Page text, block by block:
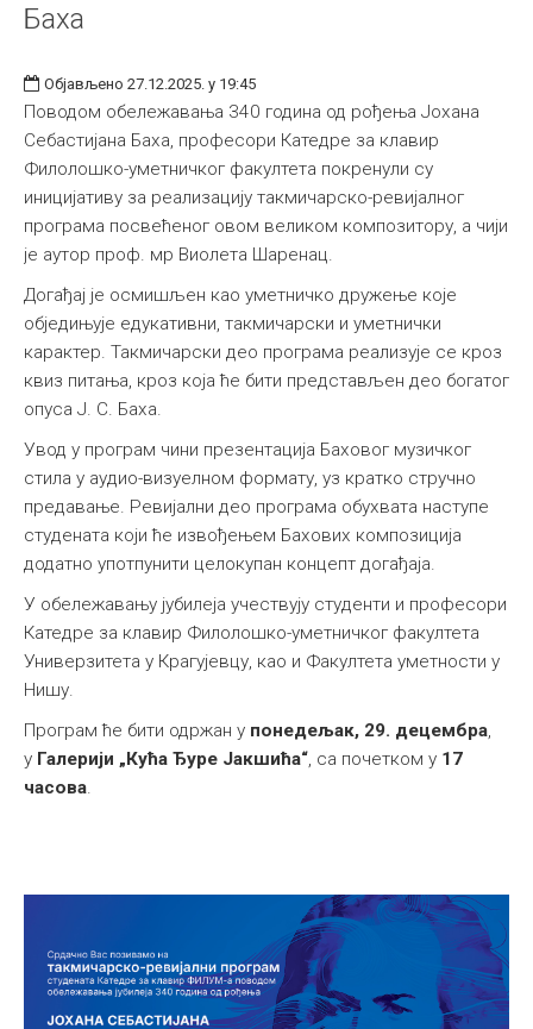
Баха
Објављено 27.12.2025. у 19:45
Поводом обележавања 340 година од рођења Јохана
Себастијана Баха, професори Катедре за клавир
Филолошко-уметничког факултета покренули су
иницијативу за реализацију такмичарско-ревијалног
програма посвећеног овом великом композитору, а чији
је аутор проф. мр Виолета Шаренац.
Догађај је осмишљен као уметничко дружење које
обједињује едукативни, такмичарски и уметнички
карактер. Такмичарски део програма реализује се кроз
квиз питања, кроз која ће бити представљен део богатог
опуса Ј. С. Баха.
Увод у програм чини презентација Баховог музичког
стила у аудио-визуелном формату, уз кратко стручно
предавање. Ревијални део програма обухвата наступе
студената који ће извођењем Бахових композиција
додатно употпунити целокупан концепт догађаја.
У обележавању јубилеја учествују студенти и професори
Катедре за клавир Филолошко-уметничког факултета
Универзитета у Крагујевцу, као и Факултета уметности у
Нишу.
Програм ће бити одржан у понедељак, 29. децембра,
у Галерији „Кућа Ђуре Јакшића“, са почетком у 17
часова.